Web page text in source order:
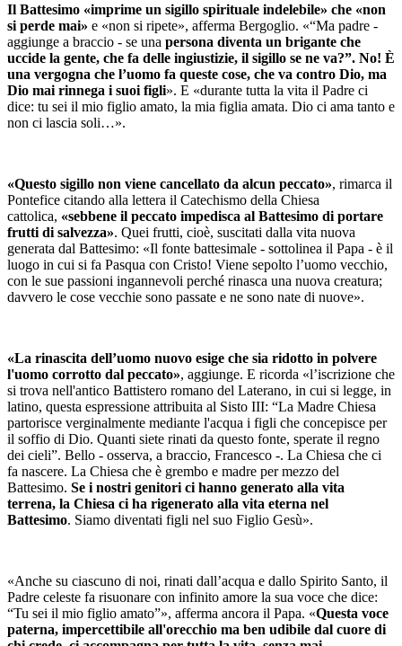
Il Battesimo «imprime un sigillo spirituale indelebile» che «non
si perde mai» e «non si ripete», afferma Bergoglio. «“Ma padre -
aggiunge a braccio - se una persona diventa un brigante che
uccide la gente, che fa delle ingiustizie, il sigillo se ne va?”. No! È
una vergogna che l’uomo fa queste cose, che va contro Dio, ma
Dio mai rinnega i suoi figli». E «durante tutta la vita il Padre ci
dice: tu sei il mio figlio amato, la mia figlia amata. Dio ci ama tanto e
non ci lascia soli…».
«Questo sigillo non viene cancellato da alcun peccato», rimarca il
Pontefice citando alla lettera il Catechismo della Chiesa
cattolica, «sebbene il peccato impedisca al Battesimo di portare
frutti di salvezza». Quei frutti, cioè, suscitati dalla vita nuova
generata dal Battesimo: «Il fonte battesimale - sottolinea il Papa - è il
luogo in cui si fa Pasqua con Cristo! Viene sepolto l’uomo vecchio,
con le sue passioni ingannevoli perché rinasca una nuova creatura;
davvero le cose vecchie sono passate e ne sono nate di nuove».
«La rinascita dell’uomo nuovo esige che sia ridotto in polvere
l'uomo corrotto dal peccato», aggiunge. E ricorda «l’iscrizione che
si trova nell'antico Battistero romano del Laterano, in cui si legge, in
latino, questa espressione attribuita al Sisto III: “La Madre Chiesa
partorisce verginalmente mediante l'acqua i figli che concepisce per
il soffio di Dio. Quanti siete rinati da questo fonte, sperate il regno
dei cieli”. Bello - osserva, a braccio, Francesco -. La Chiesa che ci
fa nascere. La Chiesa che è grembo e madre per mezzo del
Battesimo. Se i nostri genitori ci hanno generato alla vita
terrena, la Chiesa ci ha rigenerato alla vita eterna nel
Battesimo. Siamo diventati figli nel suo Figlio Gesù».
«Anche su ciascuno di noi, rinati dall’acqua e dallo Spirito Santo, il
Padre celeste fa risuonare con infinito amore la sua voce che dice:
“Tu sei il mio figlio amato”», afferma ancora il Papa. «Questa voce
paterna, impercettibile all'orecchio ma ben udibile dal cuore di